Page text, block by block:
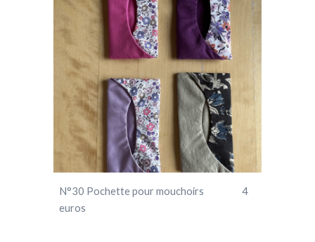
N°30 Pochette pour mouchoirs 4
euros